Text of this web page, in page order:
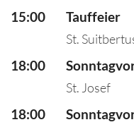
15:00 Tauffeier
St.
18:00
St. Josef
18:00